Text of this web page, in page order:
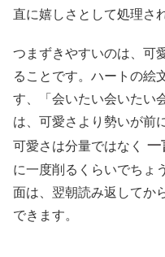
直に嬉しさとして処理さ
つまずきやすいのは、可
ることです。ハートの絵
す、「会いたい会いたい
は、可愛さより勢いが前
可愛さは分量ではなく
一
に一度削るくらいでちょ
面は、翌朝読み返してか
できます。